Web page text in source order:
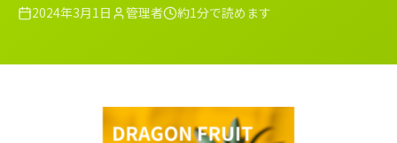
2024年3月1日 管理者 約1分で読めます